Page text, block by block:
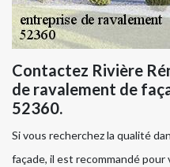
Contactez Rivière
de ravalement de
52360.
Si vous recherchez la qualité
façade, il est recommandé pour